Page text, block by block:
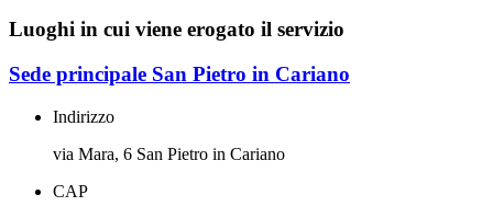
Luoghi in cui viene erogato il servizio
Sede principale San Pietro in Cariano
Indirizzo
via Mara, 6 San Pietro in Cariano
CAP